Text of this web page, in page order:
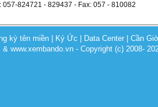
057-824721 - 829437 - Fax: 057 - 810082
ký tên miền Ký Ức Data Center |Cần
& www.xembando.vn - Copyright (c) 2008-